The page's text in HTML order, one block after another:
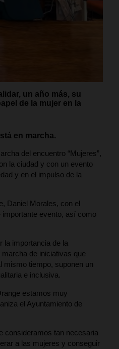
un año más, su
de la mujer en la
en marcha.
del encuentro “Mujeres”,
la ciudad y con un evento
y en el impulso de la
Daniel Morales, con el
evento, así como
la importancia de la
de iniciativas que
mismo tiempo, suponen un
e inclusiva.
estamos muy
el Ayuntamiento de
consideramos tan necesaria
a las mujeres y conseguir